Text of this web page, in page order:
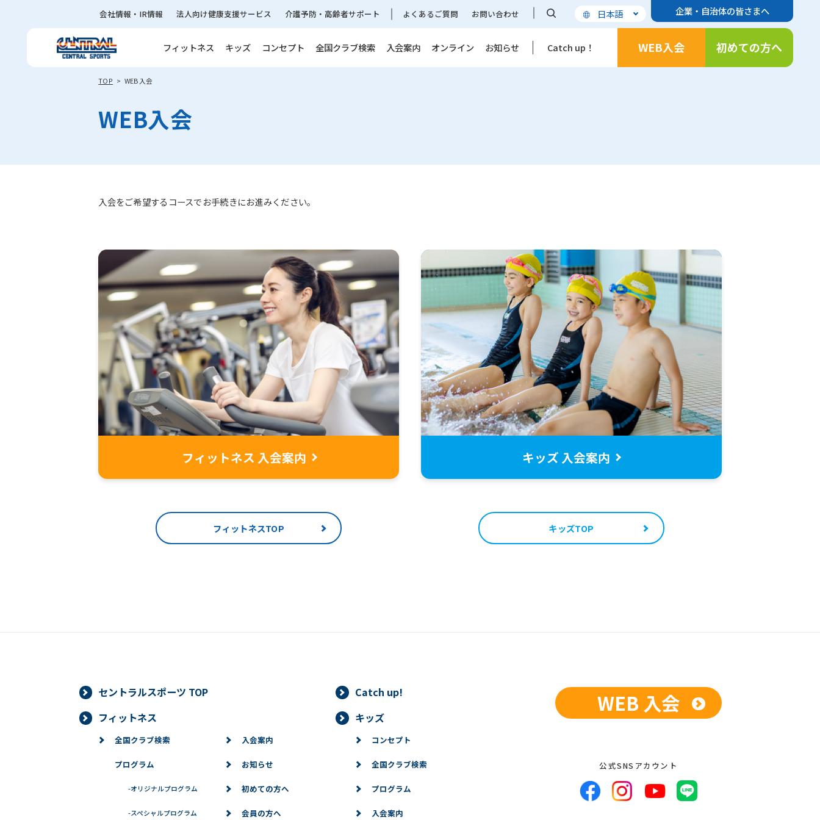
会社情報・IR情報 法人向け健康支援サービス 介護予防・高齢者サポート よくあるご質問 お問い合わせ 日本語 企業・自治体の皆さまへ
フィットネス キッズ コンセプト 全国クラブ検索 入会案内 オンライン お知らせ Catch up！ WEB入会 初めての方へ
TOP WEB入会
WEB入会
入会をご希望するコースでお手続きにお進みください。
フィットネス 入会案内
フィットネスTOP
キッズ 入会案内
キッズTOP
セントラルスポーツ TOP
Catch up!
フィットネス
全国クラブ検索
プログラム
-オリジナルプログラム
-スペシャルプログラム
入会案内
お知らせ
初めての方へ
会員の方へ
キッズ
コンセプト
全国クラブ検索
プログラム
入会案内
WEB 入会
公式SNSアカウント
For foreigners
Central Sports official website is
automatic translation) to return to
the top page.
However, if you use an automatic
translation service, the Japanese